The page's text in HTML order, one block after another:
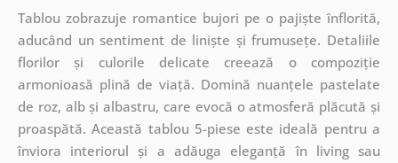
Tablou zobrazuje romantice bujori pe o pajiște înflorită,
aducând un sentiment de liniște și frumusețe. Detaliile
florilor și culorile delicate creează o compoziție
armonioasă plină de viață. Domină nuanțele pastelate
de roz, alb și albastru, care evocă o atmosferă plăcută și
proaspătă. Această tablou 5-piese este ideală pentru a
înviora interiorul și a adăuga eleganță în living sau